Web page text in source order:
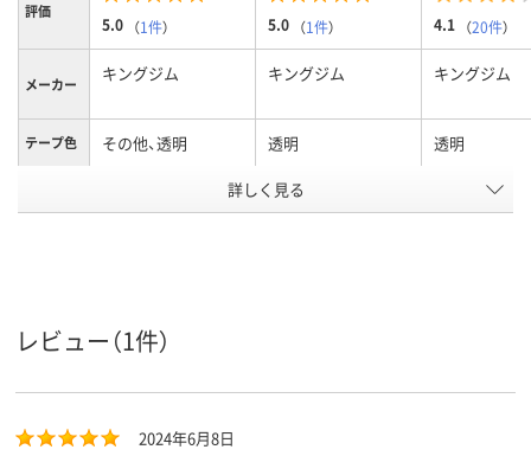
評価
5.0 （1件） 5.0 （1件） 4.1 （20件）
メーカー キングジム キングジム キングジム
テープ色 その他、透明 透明 透明
黒
アスクル
商品環境
詳しく見る
レビュー（1件）
2024年6月8日